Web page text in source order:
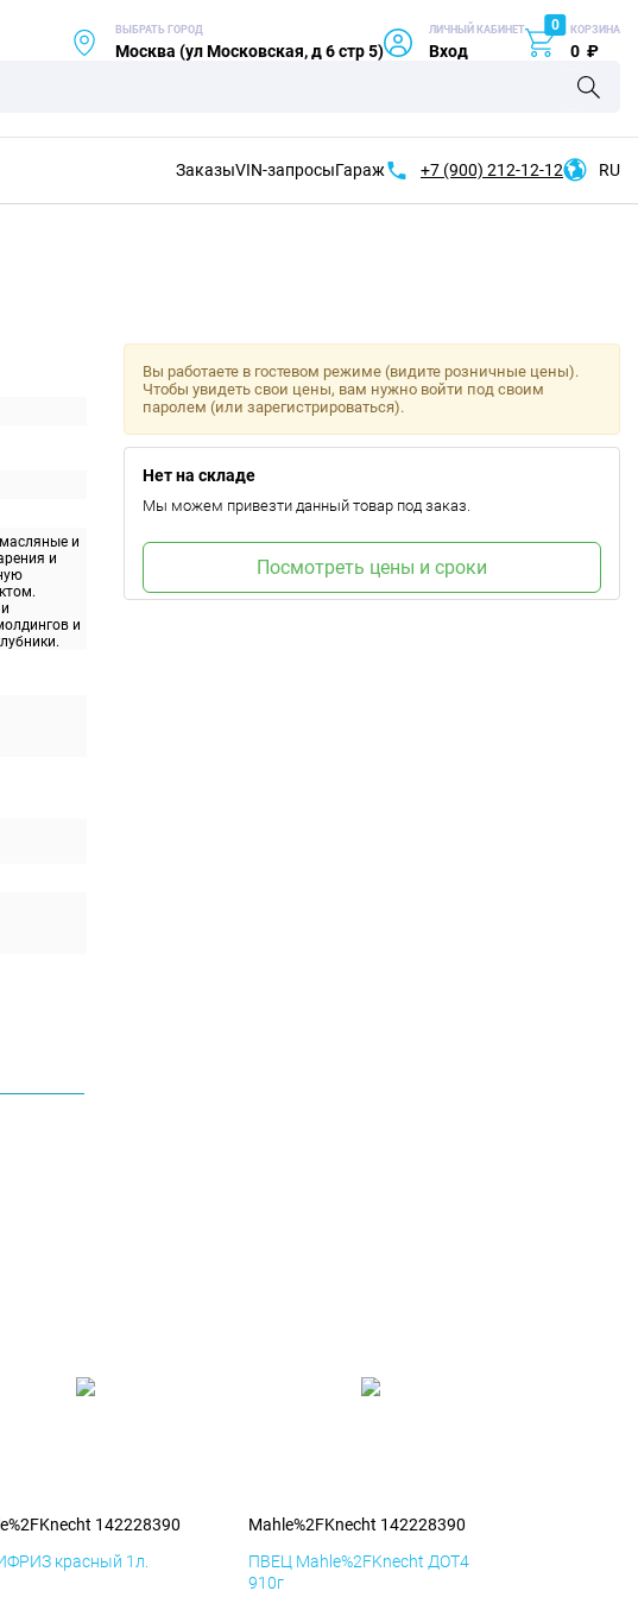
ВЫБРАТЬ ГОРОД
Москва (ул Московская, д 6 стр 5)
ЛИЧНЫЙ КАБИНЕТ
Вход
0 КОРЗИНА
0 ₽
ЗаказыVIN-запросыГараж +7 (900) 212-12-12 RU
и
и
и
Вы работаете в гостевом режиме (видите розничные цены).
Чтобы увидеть свои цены, вам нужно войти под своим
паролем (или зарегистрироваться).
Нет на складе
Мы можем привезти данный товар под заказ.
Посмотреть цены и сроки
142228390
красный 1л.
Mahle%2FKnecht 142228390
ПВЕЦ Mahle%2FKnecht ДОТ4
910г